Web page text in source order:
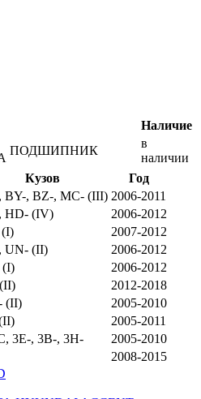
Наличие
ПОДШИПНИК
в
наличии
Кузов
Год
BY-, BZ-, MC- (III) 2006-2011
HD- (IV)
2006-2012
2007-2012
UN- (II)
2006-2012
(I)
2006-2012
2012-2018
(II)
2005-2010
2005-2011
3E-, 3B-, 3H-
2005-2010
2008-2015